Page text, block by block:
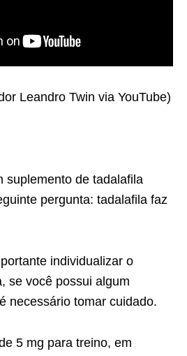
Leandro Twin via YouTube)
suplemento de tadalafila
pergunta: tadalafila faz
individualizar o
se você possui algum
necessário tomar cuidado.
5 mg para treino, em